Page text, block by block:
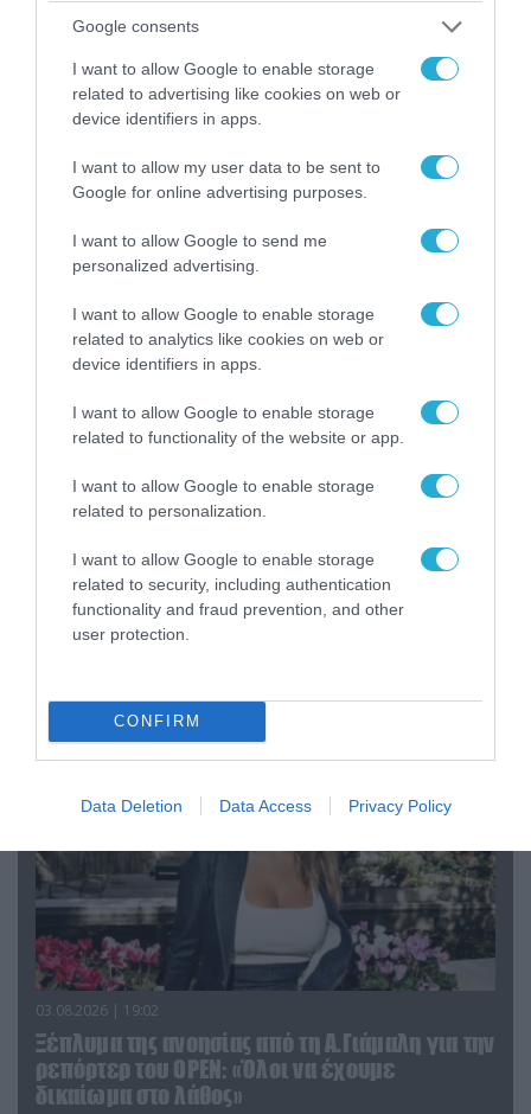
Google consents
I want to allow Google to enable storage
related to advertising like cookies on web or
device identifiers in apps.
I want to allow my user data to be sent to
Google for online advertising purposes.
I want to allow Google to send me
personalized advertising.
I want to allow Google to enable storage
related to analytics like cookies on web or
device identifiers in apps.
I want to allow Google to enable storage
related to functionality of the website or app.
I want to allow Google to enable storage
related to personalization.
I want to allow Google to enable storage
related to security, including authentication
functionality and fraud prevention, and other
user protection.
CONFIRM
Data Deletion Data Access Privacy Policy
04.08.2026 | 13:02
Η ανακοίνωση του Πανελλήνιου Σωματείου
που γέλασε στη φωτιά
04.08.2026 | 12:02
O διευθυντής του OPEN προσπαθεί να τα
«μαζέψει» για τη δημοσιογράφο που γέλασε
03.08.2026 | 19:02
Ξέπλυμα της ανοησίας από τη Α.Γιάμαλη για την
ρεπόρτερ του ΟΡΕΝ: «Όλοι να έχουμε
δικαίωμα στο λάθος»